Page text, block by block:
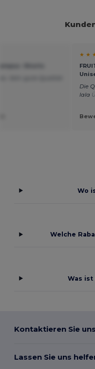
★ ★
Die
lala
Wo
Welche
Was ist
Kontaktieren Sie uns
Lassen Sie uns